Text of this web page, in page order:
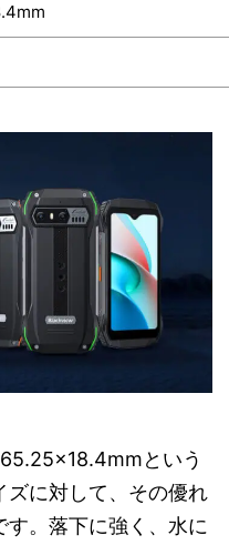
という
ズに対して、その優れ
す。落下に強く、水に